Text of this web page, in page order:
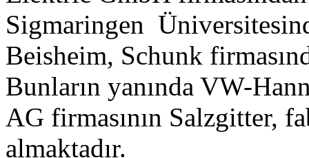
Sigmaringen
Beisheim, Schunk
Bunların yanında VW-
AG firmasının Salzgitter,
almaktadır.